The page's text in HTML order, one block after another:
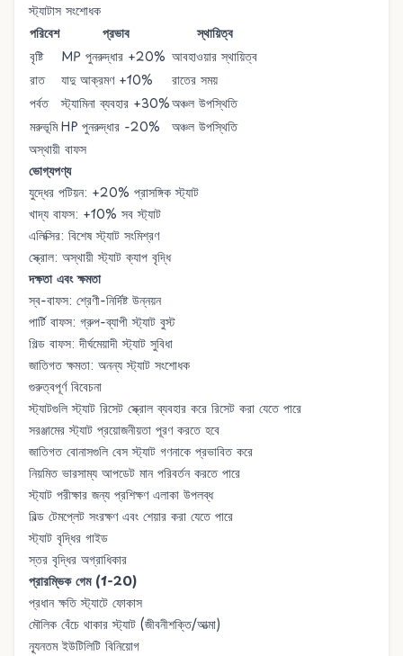
স্ট্যাটাস সংশোধক
পরিবেশ
প্রভাব
স্থায়িত্ব
বৃষ্টি
MP পুনরুদ্ধার +20% আবহাওয়ার স্থায়িত্ব
রাত
যাদু আক্রমণ +10%
রাতের সময়
পর্বত
স্ট্যামিনা ব্যবহার +30%অঞ্চল উপস্থিতি
মরুভূমিHP পুনরুদ্ধার -20%
অঞ্চল উপস্থিতি
অস্থায়ী বাফস
ভোগ্যপণ্য
যুদ্ধের পটিয়ন: +20% প্রাসঙ্গিক স্ট্যাট
খাদ্য বাফস: +10% সব স্ট্যাট
এলিক্সির: বিশেষ স্ট্যাট সংমিশ্রণ
স্ক্রোল: অস্থায়ী স্ট্যাট ক্যাপ বৃদ্ধি
দক্ষতা এবং ক্ষমতা
স্ব-বাফস: শ্রেণী-নির্দিষ্ট উন্নয়ন
পার্টি বাফস: গ্রুপ-ব্যাপী স্ট্যাট বুস্ট
গিল্ড বাফস: দীর্ঘমেয়াদী স্ট্যাট সুবিধা
জাতিগত ক্ষমতা: অনন্য স্ট্যাট সংশোধক
গুরুত্বপূর্ণ বিবেচনা
স্ট্যাটগুলিস্ট্যাট রিসেট স্ক্রোলব্যবহার করে রিসেট করা যেতে পারে
সরঞ্জামের স্ট্যাট প্রয়োজনীয়তা পূরণ করতে হবে
জাতিগত বোনাসগুলি বেস স্ট্যাট গণনাকে প্রভাবিত করে
নিয়মিত ভারসাম্য আপডেট মান পরিবর্তন করতে পারে
স্ট্যাট পরীক্ষার জন্য প্রশিক্ষণ এলাকা উপলব্ধ
বিল্ড টেমপ্লেট সংরক্ষণ এবং শেয়ার করা যেতে পারে
স্ট্যাট বৃদ্ধির গাইড
স্তর বৃদ্ধির অগ্রাধিকার
প্রারম্ভিক গেম (1-20)
প্রধান ক্ষতি স্ট্যাটে ফোকাস
মৌলিক বেঁচে থাকার স্ট্যাট (জীবনীশক্তি/আত্মা)
ন্যূনতম ইউটিলিটি বিনিয়োগ